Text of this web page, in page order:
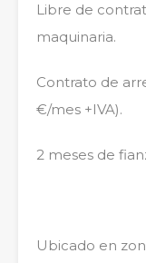
Libre de
maquinaria.
Contrato de
€/mes +IVA).
2 meses de
Ubicado en